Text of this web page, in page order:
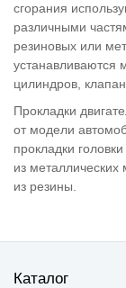
сгорания
различными
резиновых или
устанавливаются
цилиндров,
Прокладки
от модели
прокладки
из
из резины.
Каталог